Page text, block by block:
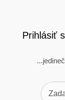
Prihlásiť